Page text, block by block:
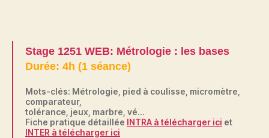
Stage 1251 WEB: Métrologie : les bases
Durée: 4h (1 séance)
Mots-clés: Métrologie, pied à coulisse, micromètre,
comparateur,
tolérance, jeux, marbre, vé…
Fiche pratique détaillée INTRA à télécharger ici et
INTER à télécharger ici